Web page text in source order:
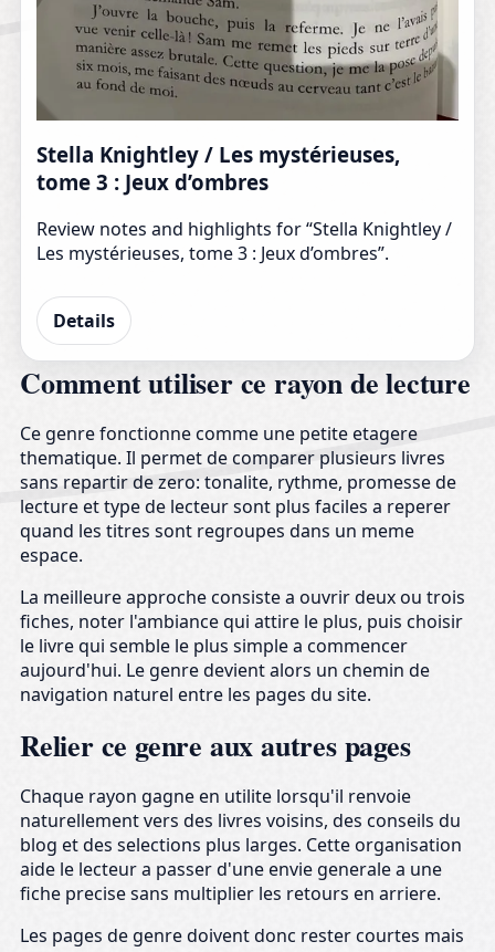
Stella Knightley / Les mystérieuses,
tome 3 : Jeux d’ombres
Review notes and highlights for “Stella Knightley /
Les mystérieuses, tome 3 : Jeux d’ombres”.
Details
Comment utiliser ce rayon de lecture
Ce genre fonctionne comme une petite etagere
thematique. Il permet de comparer plusieurs livres
sans repartir de zero: tonalite, rythme, promesse de
lecture et type de lecteur sont plus faciles a reperer
quand les titres sont regroupes dans un meme
espace.
La meilleure approche consiste a ouvrir deux ou trois
fiches, noter l'ambiance qui attire le plus, puis choisir
le livre qui semble le plus simple a commencer
aujourd'hui. Le genre devient alors un chemin de
navigation naturel entre les pages du site.
Relier ce genre aux autres pages
Chaque rayon gagne en utilite lorsqu'il renvoie
naturellement vers des livres voisins, des conseils du
blog et des selections plus larges. Cette organisation
aide le lecteur a passer d'une envie generale a une
fiche precise sans multiplier les retours en arriere.
Les pages de genre doivent donc rester courtes mais